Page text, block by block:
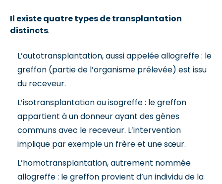
Il existe quatre types de transplantation
distincts.
L’autotransplantation, aussi appelée allogreffe : le
greffon (partie de l’organisme prélevée) est issu
du receveur.
L’isotransplantation ou isogreffe : le greffon
appartient à un donneur ayant des gènes
communs avec le receveur. L’intervention
implique par exemple un frère et une sœur.
L’homotransplantation, autrement nommée
allogreffe : le greffon provient d’un individu de la